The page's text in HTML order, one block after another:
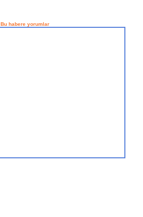
Bu habere yorumlar